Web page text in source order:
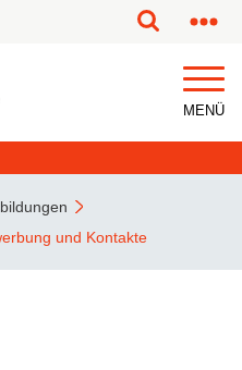
MENÜ
und Kontakte